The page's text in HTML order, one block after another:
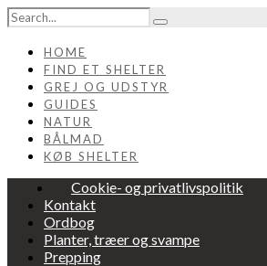
HOME
FIND ET SHELTER
GREJ OG UDSTYR
GUIDES
NATUR
BÅLMAD
KØB SHELTER
Cookie- og privatlivspolitik
Kontakt
Ordbog
Planter, træer og svampe
Prepping